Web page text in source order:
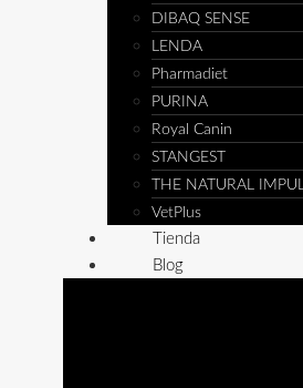
DIBAQ SENSE
LENDA
Pharmadiet
PURINA
Royal Canin
STANGEST
THE NATURAL
VetPlus
Tienda
Blog